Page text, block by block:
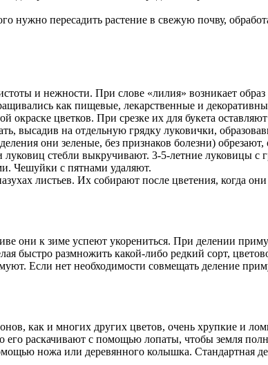
нужно пересадить растение в свежую почву,
и нежности. При слове «лилия» возникает
как пищевые, лекарственные и
окраске цветков. При срезке их для букета
высадив на отдельную грядку луковички,
они зеленые, без признаков болезни) обрезают,
стебли выкручивают. 3-5-летние луковицы с
Чешуйки с пятнами удаляют.
листьев. Их собирают после цветения, когда
они к зиме успеют укорениться. При делении
быстро размножить какой-либо редкий сорт,
Если нет необходимости совмещать деление
как и многих других цветов, очень хрупкие и
раскачивают с помощью лопаты, чтобы земля
ножа или деревянного колышка. Стандартная